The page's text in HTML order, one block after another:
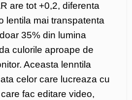
are tot +0,2, diferenta
lentila mai transpatenta
35% din lumina
culorile aproape de
Aceasta lenntila
celor care lucreaza cu
fac editare video,